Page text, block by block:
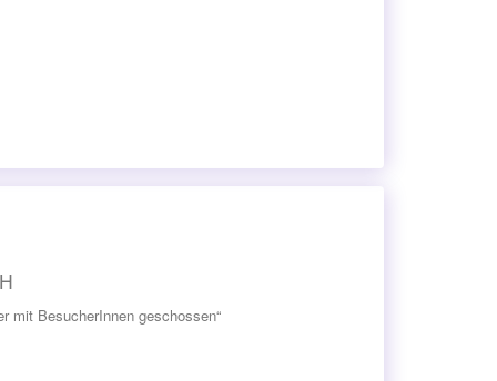
mit BesucherInnen geschossen“